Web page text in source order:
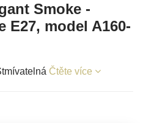
Smoke -
E27, model A160-
Čtěte více